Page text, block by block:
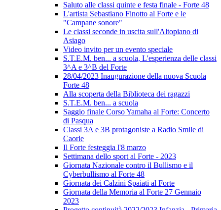
Saluto alle classi quinte e festa finale - Forte 48
L'artista Sebastiano Finotto al Forte e le
"Campane sonore"
Le classi seconde in uscita sull'Altopiano di
Asiago
Video invito per un evento speciale
S.T.E.M. ben... a scuola, L'esperienza delle classi
3^A e 3^B del Forte
28/04/2023 Inaugurazione della nuova Scuola
Forte 48
Alla scoperta della Biblioteca dei ragazzi
S.T.E.M. ben... a scuola
Saggio finale Corso Yamaha al Forte: Concerto
di Pasqua
Classi 3A e 3B protagoniste a Radio Smile di
Caorle
Il Forte festeggia l'8 marzo
Settimana dello sport al Forte - 2023
Giornata Nazionale contro il Bullismo e il
Cyberbullismo al Forte 48
Giornata dei Calzini Spaiati al Forte
Giornata della Memoria al Forte 27 Gennaio
2023